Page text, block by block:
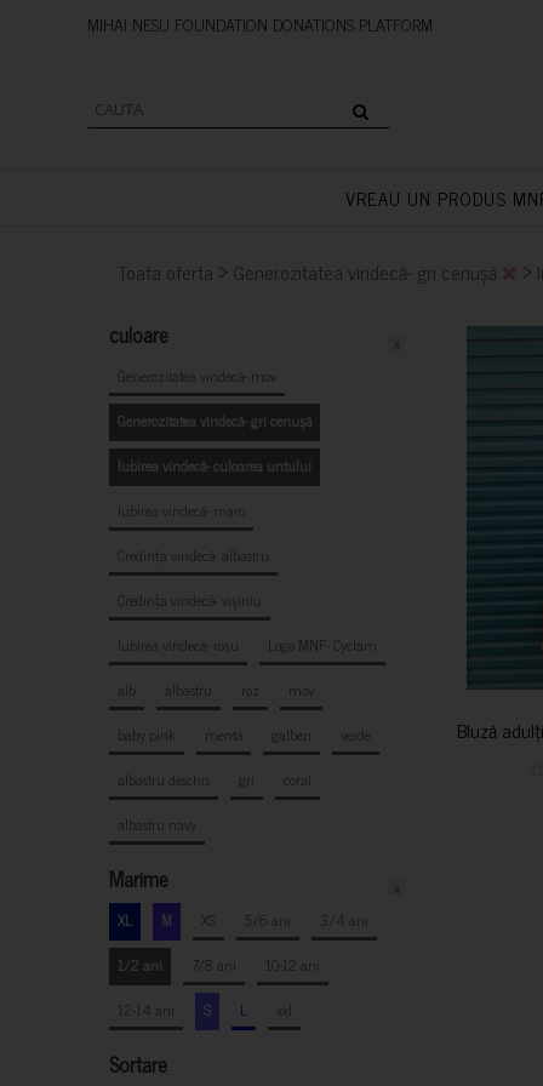
MIHAI NESU FOUNDATION
VREAU UN PRODUS
Toata oferta > Generozitatea vindecă- gri cenușă >
culoare
Generozitatea vindecă- mov
Generozitatea vindecă- gri cenușă
Iubirea vindecă- culoarea untului
Iubirea vindecă- maro
Credința vindecă- albastru
Credința vindecă- vișiniu
Iubirea vindecă- roșu
Logo MNF- Cyclam
alb
albastru roz
mov
baby pink
mentă galben
verde
albastru deschis
gri
coral
albastru navy
Marime
XL M XS 5/6 ani
3/4 ani
1/2 ani
7/8 ani
10-12 ani
12-14 ani
S L xxl
Sortare
Bluză